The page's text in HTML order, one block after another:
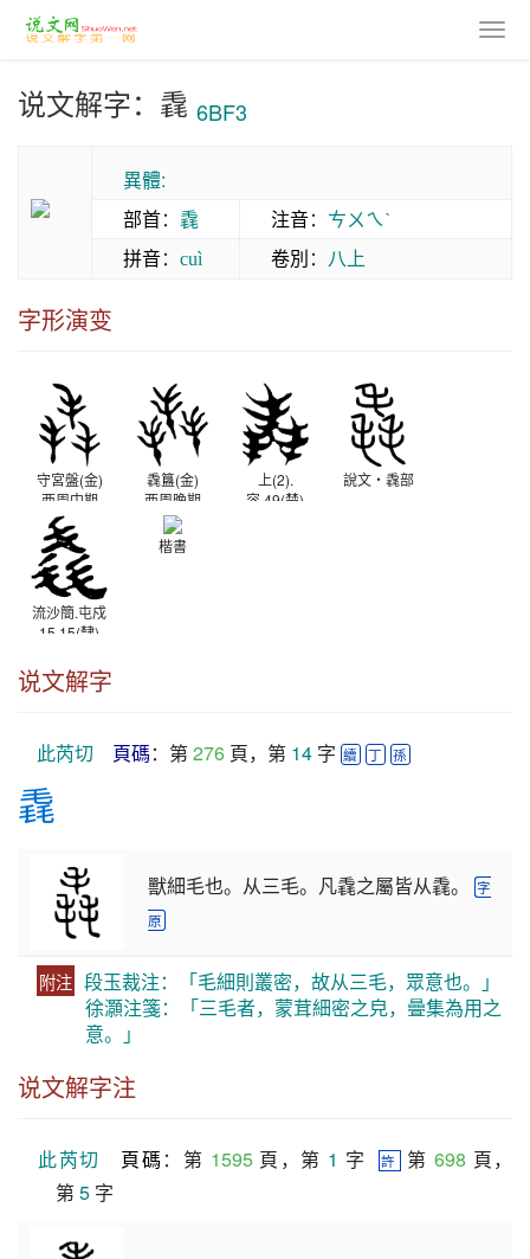
说文解字：毳 6BF3
異體:
部首： 毳 注音： ㄘㄨㄟˋ
拼音： cuì 卷別： 八上
字形演变
守宮盤(金)
西周中期
毳簋(金)
西周晚期
上(2).
容.49(楚)
說文‧毳部
流沙簡.屯戍
15.15(隸)
楷書
说文解字
此芮切 頁碼：第 276 頁，第 14 字 續 丁 孫
毳
獸細毛也。从三毛。凡毳之屬皆从毳。
字
原
附注 段玉裁注：「毛細則叢密，故从三毛，眾意也。」
徐灝注箋：「三毛者，蒙茸細密之皃，曡集為用之
意。」
说文解字注
此芮切 頁碼 ：第 1595 頁，第 1 字 許 第 698 頁，
第 5 字